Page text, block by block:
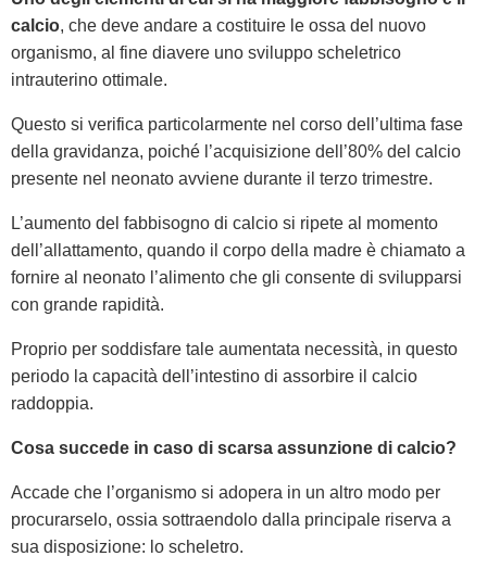
calcio, che deve andare a costituire le ossa del nuovo
organismo, al fine diavere uno sviluppo scheletrico
intrauterino ottimale.
Questo si verifica particolarmente nel corso dell’ultima fase
della gravidanza, poiché l’acquisizione dell’80% del calcio
presente nel neonato avviene durante il terzo trimestre.
L’aumento del fabbisogno di calcio si ripete al momento
dell’allattamento, quando il corpo della madre è chiamato a
fornire al neonato l’alimento che gli consente di svilupparsi
con grande rapidità.
Proprio per soddisfare tale aumentata necessità, in questo
periodo la capacità dell’intestino di assorbire il calcio
raddoppia.
Cosa succede in caso di scarsa assunzione di calcio?
Accade che l’organismo si adopera in un altro modo per
procurarselo, ossia sottraendolo dalla principale riserva a
sua disposizione: lo scheletro.